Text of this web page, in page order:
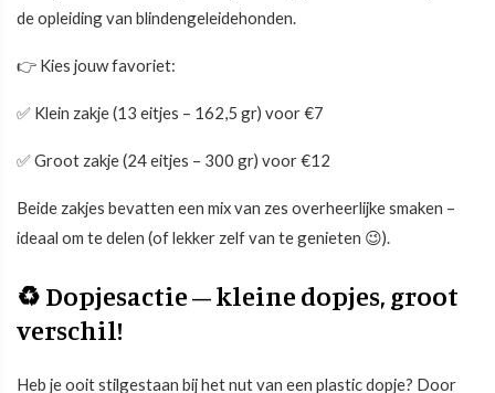
de opleiding van blindengeleidehonden.
👉 Kies jouw favoriet:
✅ Klein zakje (13 eitjes – 162,5 gr) voor €7
✅ Groot zakje (24 eitjes – 300 gr) voor €12
Beide zakjes bevatten een mix van zes overheerlijke smaken –
ideaal om te delen (of lekker zelf van te genieten 😉).
♻ Dopjesactie – kleine dopjes, groot
verschil!
Heb je ooit stilgestaan bij het nut van een plastic dopje? Door